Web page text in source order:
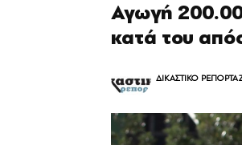
Αγωγή
κατά του
ΔΙΚΑΣΤΙΚΟ